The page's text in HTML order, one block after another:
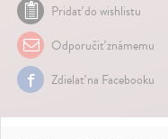
Pridať do wishlistu
Odporučiť známemu
Zdielať na Facebooku